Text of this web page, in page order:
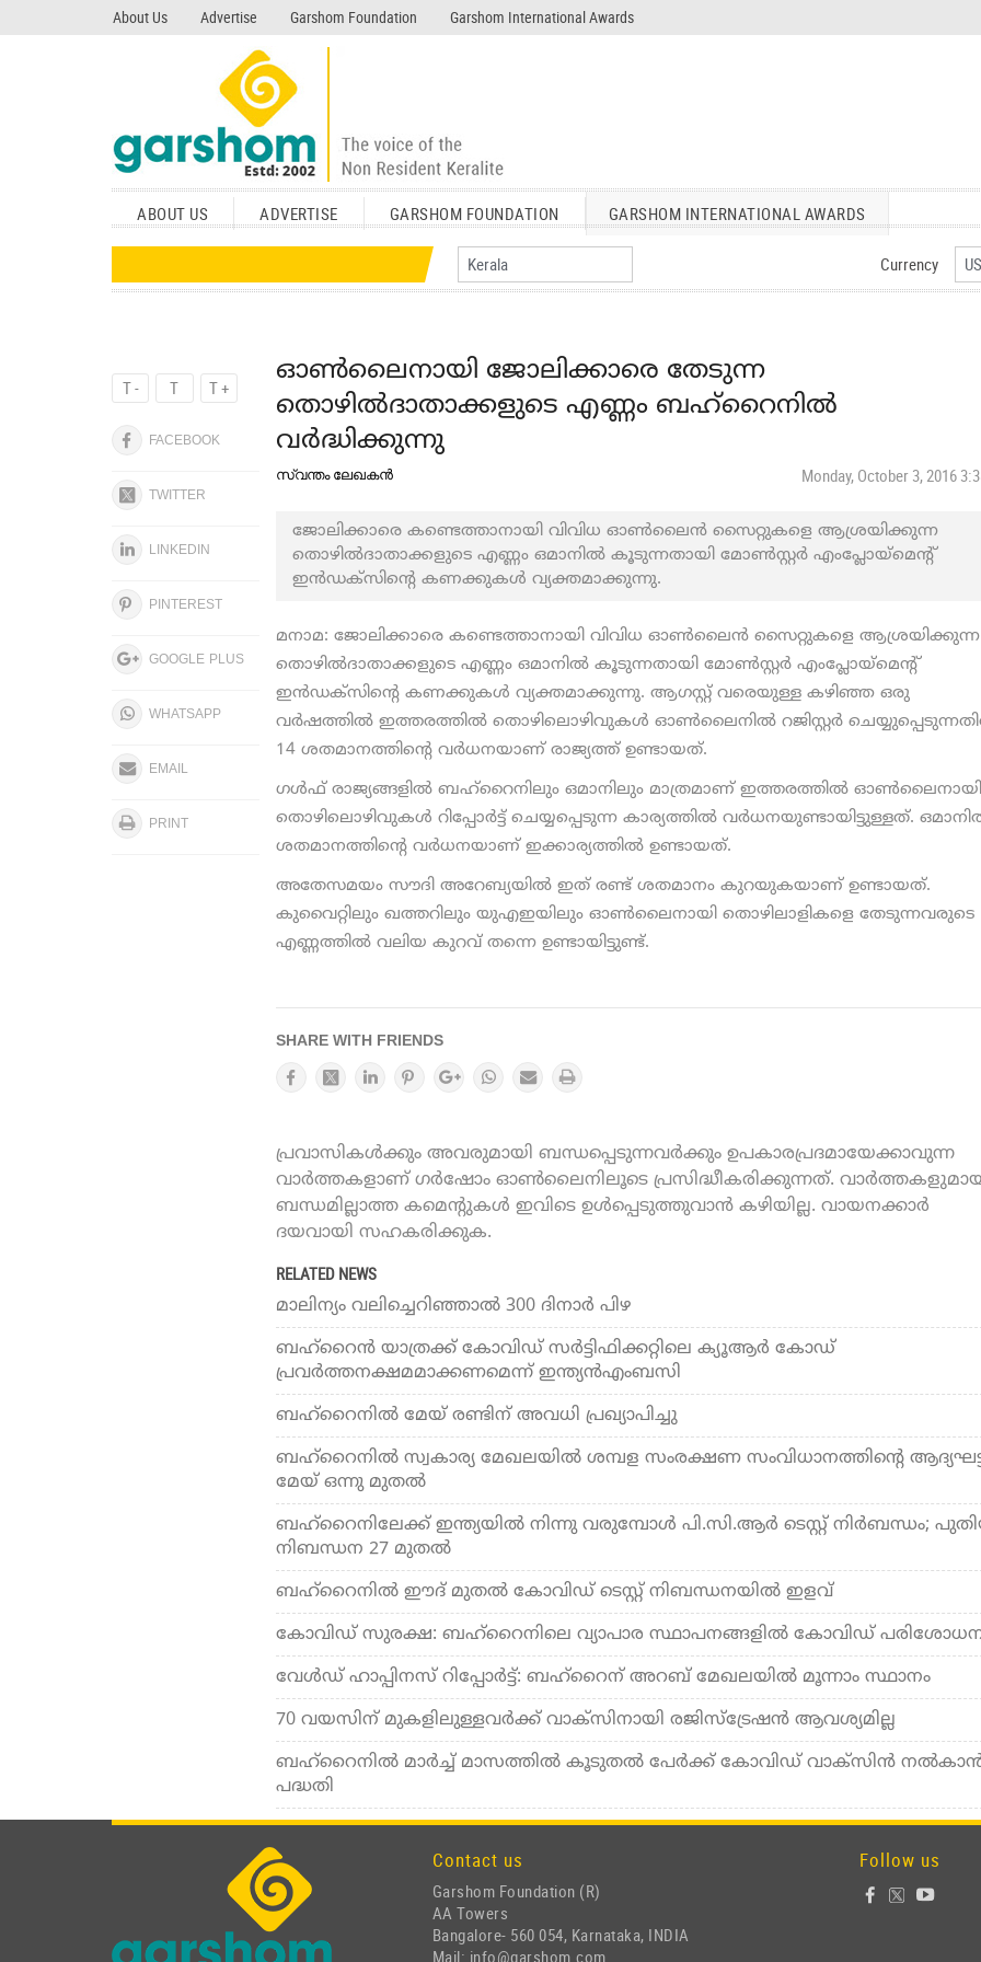
About Us Advertise Garshom Foundation Garshom International Awards
garshom.com
ABOUT US ADVERTISE GARSHOM FOUNDATION GARSHOM INTERNATIONAL AWARDS
Currency
T - T T +
FACEBOOK
TWITTER
LINKEDIN
PINTEREST
GOOGLE PLUS
WHATSAPP
EMAIL
PRINT
ഓൺലൈനായി ജോലിക്കാരെ തേടുന്ന
തൊഴില്‍ദാതാക്കളുടെ എണ്ണം ബഹ്റൈനിൽ
വർദ്ധിക്കുന്നു
സ്വന്തം ലേഖകൻ Monday, October 3, 2016
ജോലിക്കാരെ കണ്ടെത്താനായി വിവിധ ഓൺലൈൻ സൈറ്റുകളെ ആശ്രയിക്കുന്ന
തൊഴിൽദാതാക്കളുടെ എണ്ണം ഒമാനിൽ കൂടുന്നതായി മോൺസ്റ്റർ എംപ്ലോയ്മെന്റ്
ഇൻഡക്സിന്റെ കണക്കുകൾ വ്യക്തമാക്കുന്നു.
മനാമ: ജോലിക്കാരെ കണ്ടെത്താനായി വിവിധ ഓൺലൈൻ സൈറ്റുകളെ ആശ്രയിക്കുന്ന
തൊഴിൽദാതാക്കളുടെ എണ്ണം ഒമാനിൽ കൂടുന്നതായി മോൺസ്റ്റർ എംപ്ലോയ്മെന്റ്
ഇൻഡക്സിന്റെ കണക്കുകൾ വ്യക്തമാക്കുന്നു. ആഗസ്റ്റ് വരെയുള്ള കഴിഞ്ഞ ഒരു
വർഷത്തിൽ ഇത്തരത്തിൽ തൊഴിലൊഴിവുകൾ ഓൺലൈനിൽ റജിസ്റ്റർ
14 ശതമാനത്തിന്റെ വർധനയാണ് രാജ്യത്ത് ഉണ്ടായത്.
ഗൾഫ് രാജ്യങ്ങളിൽ ബഹ്റൈനിലും ഒമാനിലും മാത്രമാണ് ഇത്തരത്തിൽ ഓൺലൈനായി
തൊഴിലൊഴിവുകൾ റിപ്പോർട്ട് ചെയ്യപ്പെടുന്ന കാര്യത്തിൽ വർധനയുണ്ടായിട്ടുള്ളത്.
ശതമാനത്തിന്റെ വർധനയാണ് ഇക്കാര്യത്തിൽ ഉണ്ടായത്.
അതേസമയം സൗദി അറേബ്യയിൽ ഇത് രണ്ട് ശതമാനം കുറയുകയാണ് ഉണ്ടായത്.
കുവൈറ്റിലും ഖത്തറിലും യുഎഇയിലും ഓൺലൈനായി തൊഴിലാളികളെ തേടുന്നവരുടെ
എണ്ണത്തിൽ വലിയ കുറവ് തന്നെ ഉണ്ടായിട്ടുണ്ട്.
SHARE WITH FRIENDS
പ്രവാസികൾക്കും അവരുമായി ബന്ധപ്പെടുന്നവർക്കും ഉപകാരപ്രദമായേക്കാവുന്ന
വാർത്തകളാണ് ഗർഷോം ഓൺലൈനിലൂടെ പ്രസിദ്ധീകരിക്കുന്നത്.
ബന്ധമില്ലാത്ത കമെന്റുകൾ ഇവിടെ ഉൾപ്പെടുത്തുവാൻ കഴിയില്ല. വായനക്കാർ
ദയവായി സഹകരിക്കുക.
RELATED NEWS
മാലിന്യം വലിച്ചെറിഞ്ഞാല്‍ 300 ദിനാര്‍ പിഴ
ബഹ്‌റൈന്‍ യാത്രക്ക് കോവിഡ് സര്‍ട്ടിഫിക്കറ്റിലെ ക്യൂആര്‍ കോഡ്
പ്രവര്‍ത്തനക്ഷമമാക്കണമെന്ന് ഇന്ത്യന്‍എംബസി
ബഹ്‌റൈനില്‍ മേയ് രണ്ടിന് അവധി പ്രഖ്യാപിച്ചു
ബഹ്‌റൈനില്‍ സ്വകാര്യ മേഖലയില്‍ ശമ്പള സംരക്ഷണ സംവിധാനത്തിന്റെ
മേയ് ഒന്നു മുതല്‍
ബഹ്‌റൈനിലേക്ക് ഇന്ത്യയില്‍ നിന്നു വരുമ്പോള്‍ പി.സി.ആര്‍ ടെസ്റ്റ് നിര്‍ബന്ധം;
നിബന്ധന 27 മുതല്‍
ബഹ്‌റൈനില്‍ ഈദ് മുതല്‍ കോവിഡ് ടെസ്റ്റ് നിബന്ധനയില്‍ ഇളവ്
കോവിഡ് സുരക്ഷ: ബഹ്‌റൈനിലെ വ്യാപാര സ്ഥാപനങ്ങളില്‍ കോവിഡ്
വേള്‍ഡ് ഹാപ്പിനസ് റിപ്പോര്‍ട്ട്: ബഹ്‌റൈന് അറബ് മേഖലയില്‍ മൂന്നാം സ്ഥാനം
70 വയസിന് മുകളിലുള്ളവര്‍ക്ക് വാക്‌സിനായി രജിസ്‌ട്രേഷന്‍ ആവശ്യമില്ല
ബഹ്‌റൈനില്‍ മാര്‍ച്ച് മാസത്തില്‍ കൂടുതല്‍ പേര്‍ക്ക് കോവിഡ് വാക്‌സിന്‍
പദ്ധതി
Contact us
Garshom Foundation (R)
AA Towers
Bangalore- 560 054, Karnataka, INDIA
Mail: info@garshom.com
Follow us